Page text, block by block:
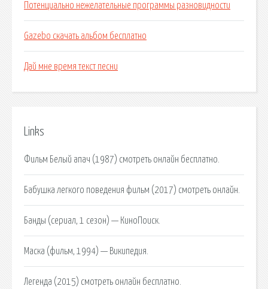
Потенциально нежелательные программы разновидности
Gazebo скачать альбом бесплатно
Дай мне время текст песни
Links
Фильм Белый апач (1987) смотреть онлайн бесплатно.
Бабушка легкого поведения фильм (2017) смотреть онлайн.
Банды (сериал, 1 сезон) — КиноПоиск.
Маска (фильм, 1994) — Википедия.
Легенда (2015) смотреть онлайн бесплатно.